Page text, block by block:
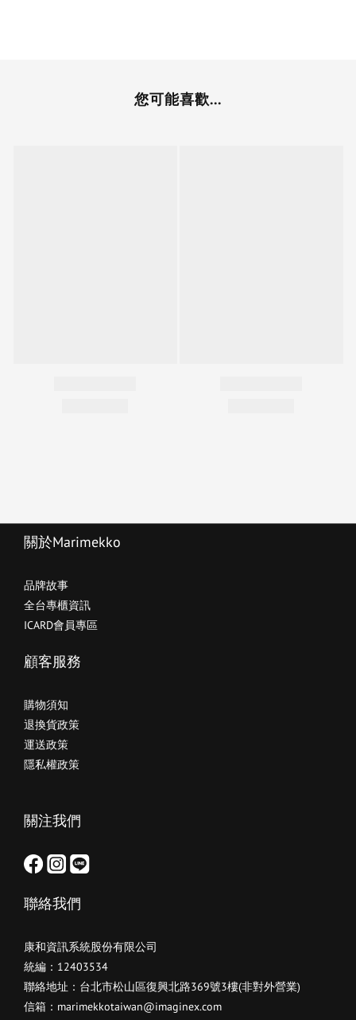
您可能喜歡...
關於Marimekko
品牌故事
全台專櫃資訊
ICARD會員專區
顧客服務
購物須知
退換貨政策
運送政策
隱私權政策
關注我們
聯絡我們
康和資訊系統股份有限公司
統編：12403534
聯絡地址：台北市松山區復興北路369號3樓(非對外營業)
信箱：marimekkotaiwan@imaginex.com